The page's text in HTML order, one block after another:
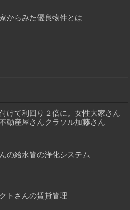
からみた優良物件とは
けて利回り２倍に。女性大家さん
動産屋さんクラソル加藤さん
の給水管の浄化システム
トさんの賃貸管理